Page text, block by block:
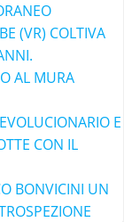
(VR) COLTIVA
AL MURA
E
CON IL
BONVICINI UN